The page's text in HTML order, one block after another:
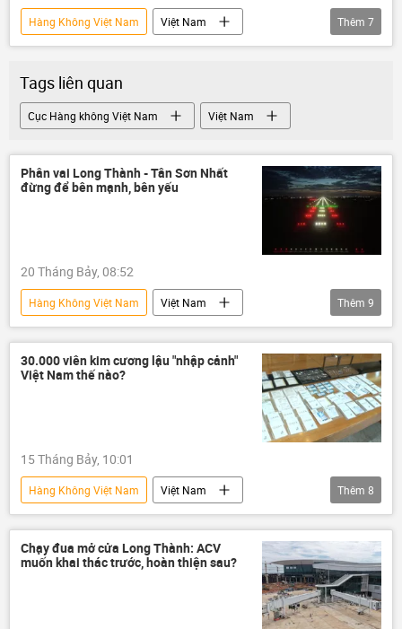
Hàng Không Việt Nam
Việt Nam
hàng không
Cảng hàng không Việt Nam (ACV)
cảng hàng không
Cục Hàng không Việt Nam
hãng hàng không
máy bay
nhiên liệu
Thêm 7
Tags liên quan
Cục Hàng không Việt Nam Việt Nam
Phân vai Long Thành - Tân Sơn Nhất
đừng để bên mạnh, bên yếu
20 Tháng Bảy, 08:52
Hàng Không Việt Nam
Việt Nam
thông tin
Sân bay
Sân bay Long Thành
hàng không
Cảng hàng không Việt Nam (ACV)
hãng hàng không
Thêm 9
30.000 viên kim cương lậu "nhập cảnh"
Việt Nam thế nào?
15 Tháng Bảy, 10:01
Hàng Không Việt Nam
Việt Nam
buôn lậu
công an
Bộ Công an Việt Nam
tội phạm
kim cương
cảng hàng không
Thêm 8
Chạy đua mở cửa Long Thành: ACV
muốn khai thác trước, hoàn thiện sau?